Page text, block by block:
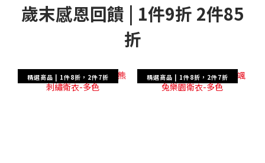
歲末感恩回饋 | 1件9折 2件85
折
精選商品 | 1件8折，2件7折 精選商品 | 1件8折，2件7折